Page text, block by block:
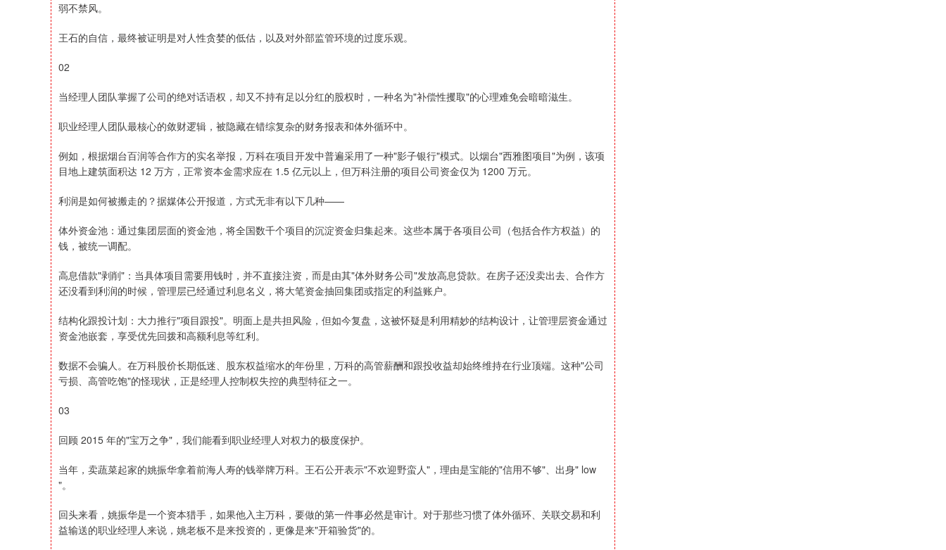
弱不禁风。
王石的自信，最终被证明是对人性贪婪的低估，以及对外部监管环境的过度乐观。
02
当经理人团队掌握了公司的绝对话语权，却又不持有足以分红的股权时，一种名为"补偿性攫取"的心理难免会暗暗滋生。
职业经理人团队最核心的敛财逻辑，被隐藏在错综复杂的财务报表和体外循环中。
例如，根据烟台百润等合作方的实名举报，万科在项目开发中普遍采用了一种"影子银行"模式。以烟台"西雅图项目"为例，该项
目地上建筑面积达 12 万方，正常资本金需求应在 1.5 亿元以上，但万科注册的项目公司资金仅为 1200 万元。
利润是如何被搬走的？据媒体公开报道，方式无非有以下几种——
体外资金池：通过集团层面的资金池，将全国数千个项目的沉淀资金归集起来。这些本属于各项目公司（包括合作方权益）的
钱，被统一调配。
高息借款"剥削"：当具体项目需要用钱时，并不直接注资，而是由其"体外财务公司"发放高息贷款。在房子还没卖出去、合作方
还没看到利润的时候，管理层已经通过利息名义，将大笔资金抽回集团或指定的利益账户。
结构化跟投计划：大力推行"项目跟投"。明面上是共担风险，但如今复盘，这被怀疑是利用精妙的结构设计，让管理层资金通过
资金池嵌套，享受优先回拨和高额利息等红利。
数据不会骗人。在万科股价长期低迷、股东权益缩水的年份里，万科的高管薪酬和跟投收益却始终维持在行业顶端。这种"公司
亏损、高管吃饱"的怪现状，正是经理人控制权失控的典型特征之一。
03
回顾 2015 年的"宝万之争"，我们能看到职业经理人对权力的极度保护。
当年，卖蔬菜起家的姚振华拿着前海人寿的钱举牌万科。王石公开表示"不欢迎野蛮人"，理由是宝能的"信用不够"、出身" low
"。
回头来看，姚振华是一个资本猎手，如果他入主万科，要做的第一件事必然是审计。对于那些习惯了体外循环、关联交易和利
益输送的职业经理人来说，姚老板不是来投资的，更像是来"开箱验货"的。